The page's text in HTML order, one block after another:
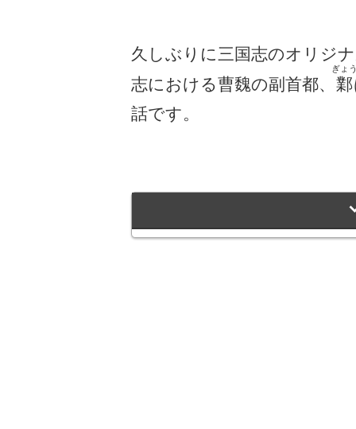
久しぶりに三国志のオリジ
志における曹魏の副首都、 鄴
ぎょ
話です。